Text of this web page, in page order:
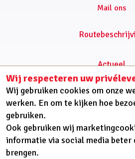
Wij respecteren uw
Wij gebruiken cookies om onze
werken. En om te kijken hoe
gebruiken.
Ook gebruiken wij
informatie via social media beter
brengen.
Actueel
Onderwerp
Onderzoek
Over ons